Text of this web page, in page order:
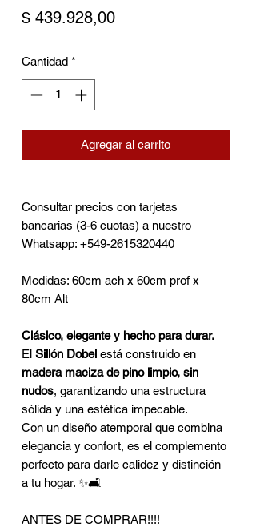
$ 439.928,00Precio
Cantidad *
Agregar al carrito
Consultar precios con tarjetas
bancarias (3-6 cuotas) a nuestro
Whatsapp: +549-2615320440
Medidas: 60cm ach x 60cm prof x
80cm Alt
Clásico, elegante y hecho para durar.
El Sillón Dobel está construido en
madera maciza de pino limpio, sin
nudos, garantizando una estructura
sólida y una estética impecable.
Con un diseño atemporal que combina
elegancia y confort, es el complemento
perfecto para darle calidez y distinción
a tu hogar. ✨🛋️
ANTES DE COMPRAR!!!!